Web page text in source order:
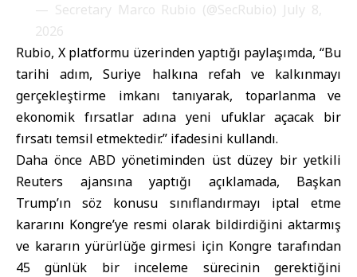
— Secretary Marco Rubio (@SecRubio) July 8,
2026
Rubio, X platformu üzerinden yaptığı paylaşımda, “Bu
tarihi adım, Suriye halkına refah ve kalkınmayı
gerçekleştirme imkanı tanıyarak, toparlanma ve
ekonomik fırsatlar adına yeni ufuklar açacak bir
fırsatı temsil etmektedir.” ifadesini kullandı.
Daha önce ABD yönetiminden üst düzey bir yetkili
Reuters ajansına yaptığı açıklamada, Başkan
Trump’ın söz konusu sınıflandırmayı iptal etme
kararını Kongre’ye resmi olarak bildirdiğini aktarmış
ve kararın yürürlüğe girmesi için Kongre tarafından
45 günlük bir inceleme sürecinin gerektiğini